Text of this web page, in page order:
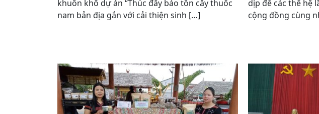
khuôn khổ dự án “Thúc đẩy bảo tồn cây thuốc
nam bản địa gắn với cải thiện sinh […]
dịp để các thế hệ
cộng đồng cùng